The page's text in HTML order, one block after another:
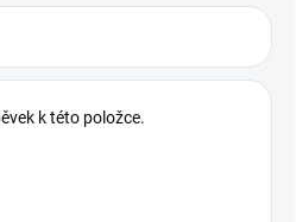
k této položce.